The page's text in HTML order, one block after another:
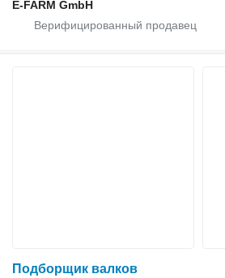
E-FARM GmbH
Подборщик валков